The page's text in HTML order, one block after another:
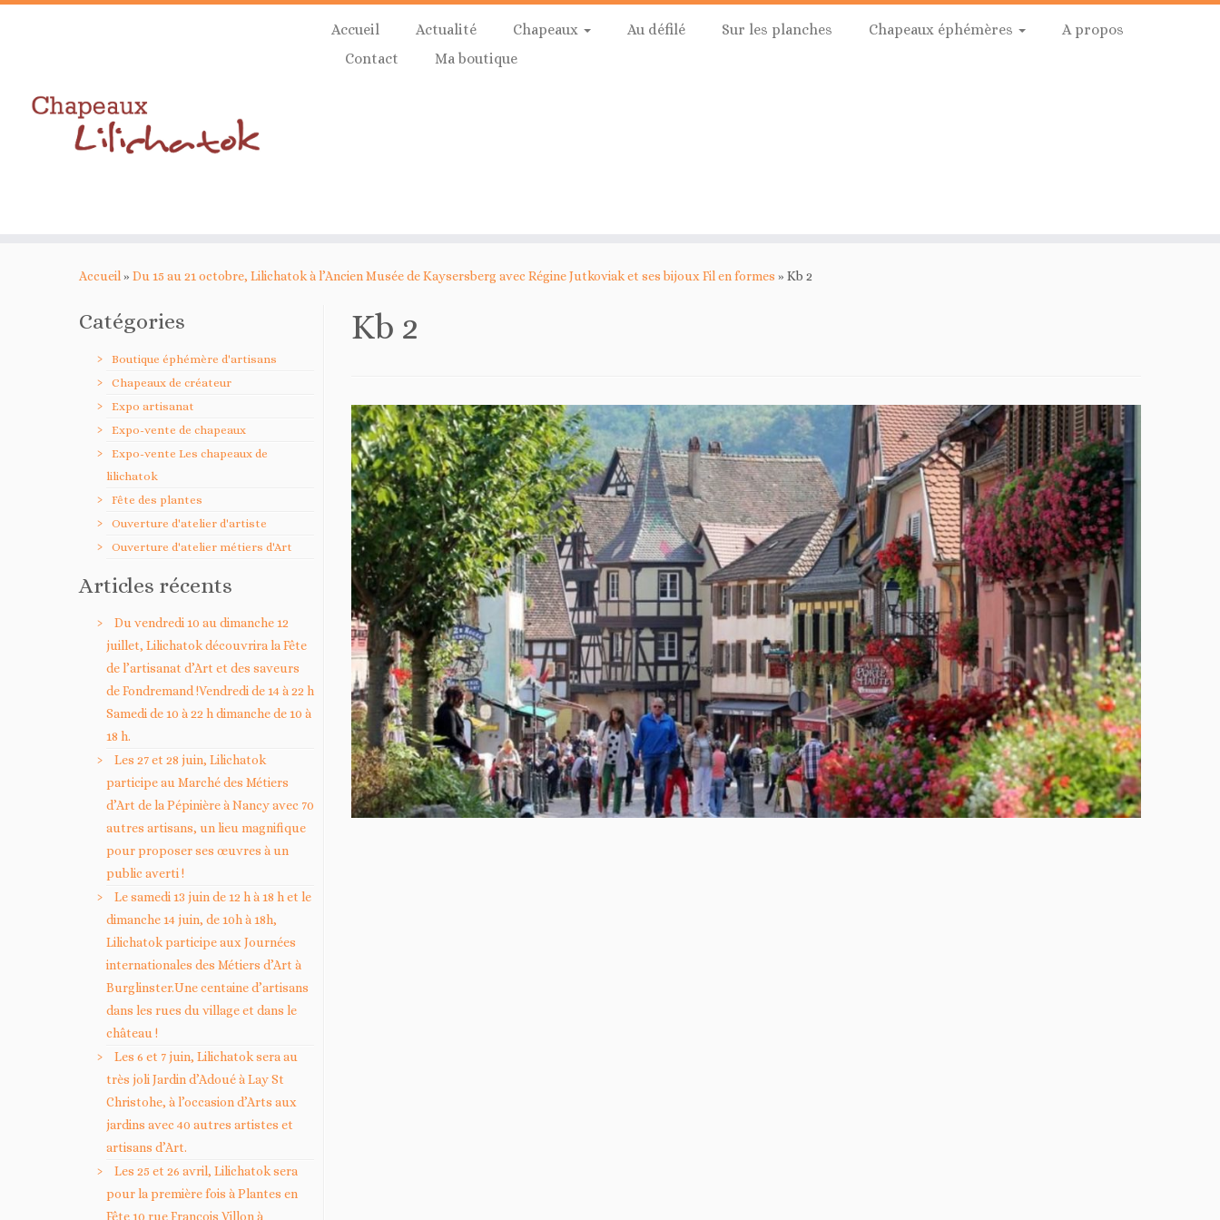
Skip
Accueil Actualité Chapeaux Au défilé Sur les planches Chapeaux éphémères
A propos
Contact
Ma boutique
Accueil» Du 15 au 21 octobre, Lilichatok à l’Ancien Musée de Kaysersberg avec Régine Jutkoviak et ses bijoux Fil en formes » Kb 2
Catégories
Boutique éphémère d'artisans
Chapeaux de créateur
Expo artisanat
Expo-vente de chapeaux
Expo-vente Les chapeaux de
lilichatok
Fête des plantes
Ouverture d'atelier d'artiste
Ouverture d'atelier métiers d'Art
Articles récents
Du vendredi 10 au dimanche 12
juillet, Lilichatok découvrira la Fête
de l’artisanat d’Art et des saveurs
de Fondremand !Vendredi de 14 à 22 h
Samedi de 10 à 22 h dimanche de 10 à
18 h.
Les 27 et 28 juin, Lilichatok
participe au Marché des Métiers
d’Art de la Pépinière à Nancy avec 70
autres artisans, un lieu magnifique
pour proposer ses œuvres à un
public averti !
Le samedi 13 juin de 12 h à 18 h et le
dimanche 14 juin, de 10h à 18h,
Lilichatok participe aux Journées
internationales des Métiers d’Art à
Burglinster.Une centaine d’artisans
dans les rues du village et dans le
château !
Les 6 et 7 juin, Lilichatok sera au
très joli Jardin d’Adoué à Lay St
Christohe, à l’occasion d’Arts aux
jardins avec 40 autres artistes et
artisans d’Art.
Les 25 et 26 avril, Lilichatok sera
pour la première fois à Plantes en
Fête 10 rue François Villon à
Kb 2